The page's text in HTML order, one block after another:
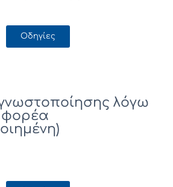
Οδηγίες
λόγω
φορέα